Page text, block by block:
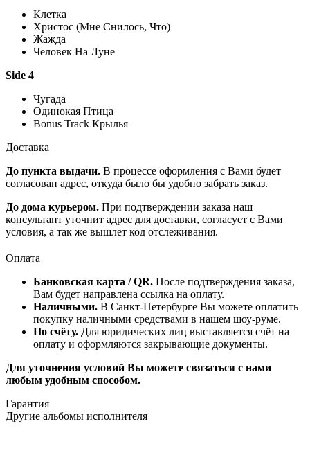
Клетка
Христос (Мне Снилось, Что)
Жажда
Человек На Луне
Side 4
Чугада
Одинокая Птица
Bonus Track Крылья
Доставка
До пункта выдачи. В процессе оформления с Вами будет
согласован адрес, откуда было бы удобно забрать заказ.
До дома курьером. При подтверждении заказа наш
консультант уточнит адрес для доставки, согласует с Вами
условия, а так же вышлет код отслеживания.
Оплата
Банковская карта / QR. После подтверждения заказа,
Вам будет направлена ссылка на оплату.
Наличными. В Санкт-Петербурге Вы можете оплатить
покупку наличными средствами в нашем шоу-руме.
По счёту. Для юридических лиц выставляется счёт на
оплату и оформляются закрывающие документы.
Для уточнения условий Вы можете связаться с нами
любым удобным способом.
Гарантия
Другие альбомы исполнителя